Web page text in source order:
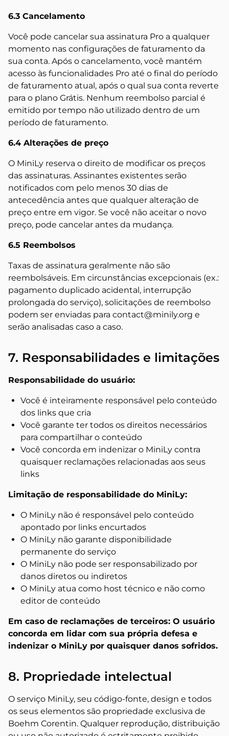
6.3 Cancelamento
Você pode cancelar sua assinatura Pro a qualquer
momento nas configurações de faturamento da
sua conta. Após o cancelamento, você mantém
acesso às funcionalidades Pro até o final do período
de faturamento atual, após o qual sua conta reverte
para o plano Grátis. Nenhum reembolso parcial é
emitido por tempo não utilizado dentro de um
período de faturamento.
6.4 Alterações de preço
O MiniLy reserva o direito de modificar os preços
das assinaturas. Assinantes existentes serão
notificados com pelo menos 30 dias de
antecedência antes que qualquer alteração de
preço entre em vigor. Se você não aceitar o novo
preço, pode cancelar antes da mudança.
6.5 Reembolsos
Taxas de assinatura geralmente não são
reembolsáveis. Em circunstâncias excepcionais (ex.:
pagamento duplicado acidental, interrupção
prolongada do serviço), solicitações de reembolso
podem ser enviadas para contact@minily.org e
serão analisadas caso a caso.
7. Responsabilidades e limitações
Responsabilidade do usuário:
Você é inteiramente responsável pelo conteúdo
dos links que cria
Você garante ter todos os direitos necessários
para compartilhar o conteúdo
Você concorda em indenizar o MiniLy contra
quaisquer reclamações relacionadas aos seus
links
Limitação de responsabilidade do MiniLy:
O MiniLy não é responsável pelo conteúdo
apontado por links encurtados
O MiniLy não garante disponibilidade
permanente do serviço
O MiniLy não pode ser responsabilizado por
danos diretos ou indiretos
O MiniLy atua como host técnico e não como
editor de conteúdo
Em caso de reclamações de terceiros: O usuário
concorda em lidar com sua própria defesa e
indenizar o MiniLy por quaisquer danos sofridos.
8. Propriedade intelectual
O serviço MiniLy, seu código-fonte, design e todos
os seus elementos são propriedade exclusiva de
Boehm Corentin. Qualquer reprodução, distribuição